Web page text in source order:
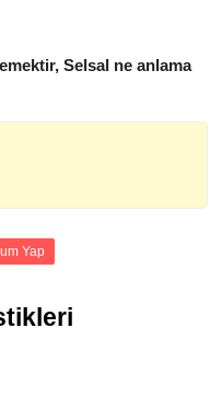
Selsal ne anlama
Yap